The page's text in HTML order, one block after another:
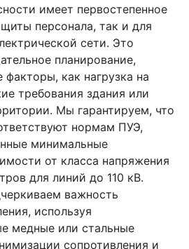
имеет первостепенное
персонала, так и для
сети. Это
планирование,
как нагрузка на
требования здания или
Мы гарантируем, что
нормам ПУЭ,
минимальные
от класса напряжения
для линий до 110 кВ.
важность
используя
медные или стальные
сопротивления и